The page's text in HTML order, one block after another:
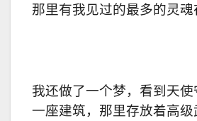
那里有我见过的最多的灵魂
我还做了一个梦，看到天
一座建筑，那里存放着高